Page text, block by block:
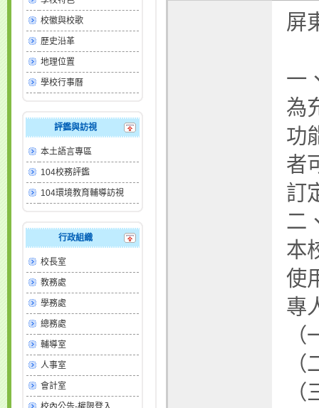
校徽與校歌
歷史沿革
地理位置
學校行事曆
評鑑與訪視
本土語言專區
104校務評鑑
104環境教育輔導訪視
行政組織
校長室
教務處
學務處
總務處
輔導室
人事室
會計室
屏
一
為
功
者
訂
二
本
使
專